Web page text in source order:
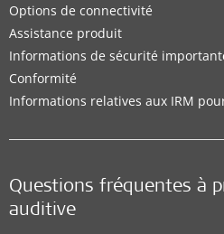
Options de connectivité
Assistance produit
Informations de sécurité
Conformité
Informations relatives aux IRM
Questions fréquentes à
auditive